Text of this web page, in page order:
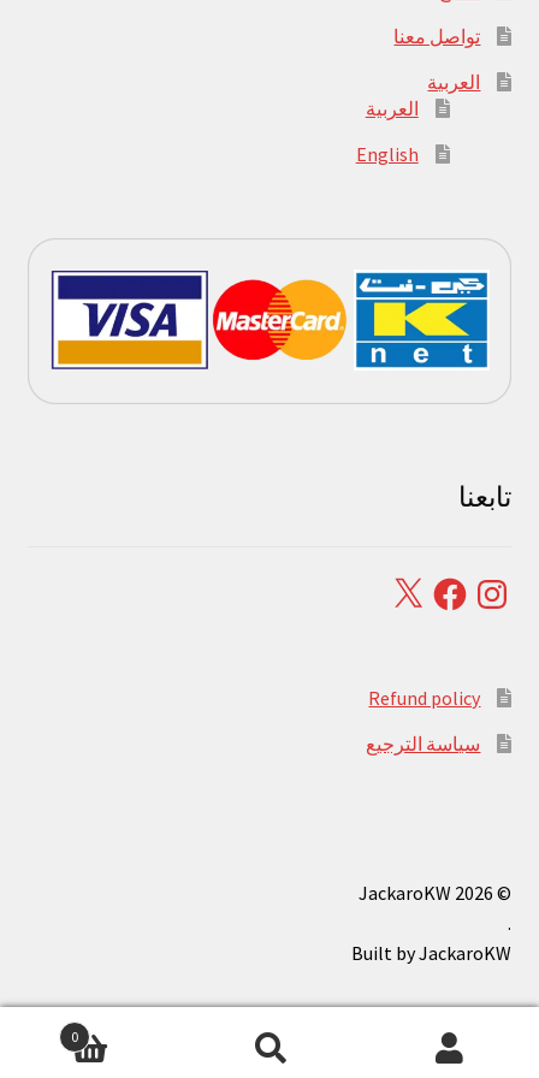
تواصل معنا
العربية
العربية
English
تابعنا
Instagram
Facebook
X
Refund policy
سياسة الترجيع
© JackaroKW 2026
.
0